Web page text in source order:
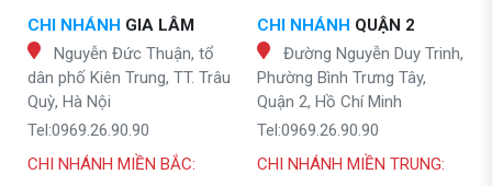
CHI NHÁNH GIA LÂM
Nguyễn Đức Thuận, tổ
dân phố Kiên Trung, TT. Trâu
Quỳ, Hà Nội
Tel:0969.26.90.90
CHI NHÁNH QUẬN 2
Đường Nguyễn Duy Trinh,
Phường Bình Trưng Tây,
Quận 2, Hồ Chí Minh
Tel:0969.26.90.90
CHI NHÁNH MIỀN BẮC:
CHI NHÁNH MIỀN TRUNG: